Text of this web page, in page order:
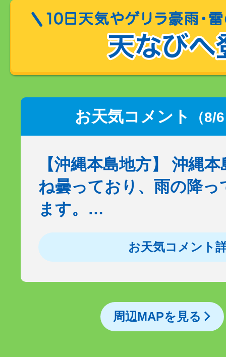
お天気コメント （8/
【沖縄本島地方】 沖縄
ね曇っており、雨の降
ます。…
お天気コメント
周辺MAPを見る